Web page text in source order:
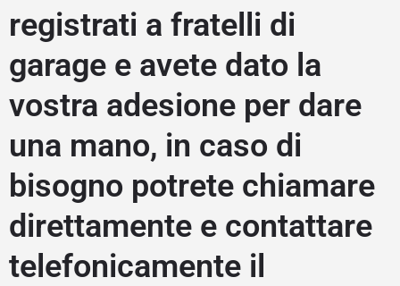
registrati a fratelli di
garage e avete dato la
vostra adesione per dare
una mano, in caso di
bisogno potrete chiamare
direttamente e contattare
telefonicamente il